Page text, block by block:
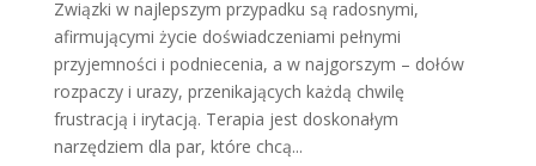
Związki w najlepszym przypadku są radosnymi,
afirmującymi życie doświadczeniami pełnymi
przyjemności i podniecenia, a w najgorszym – dołów
rozpaczy i urazy, przenikających każdą chwilę
frustracją i irytacją. Terapia jest doskonałym
narzędziem dla par, które chcą...